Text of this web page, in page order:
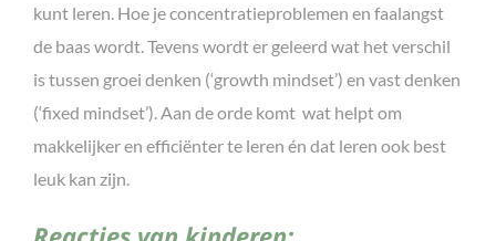
kunt leren. Hoe je concentratieproblemen en faalangst
de baas wordt. Tevens wordt er geleerd wat het verschil
is tussen groei denken (‘growth mindset’) en vast denken
(‘fixed mindset’). Aan de orde komt wat helpt om
makkelijker en efficiënter te leren én dat leren ook best
leuk kan zijn.